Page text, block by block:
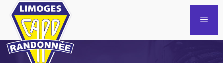
Aller
contenu